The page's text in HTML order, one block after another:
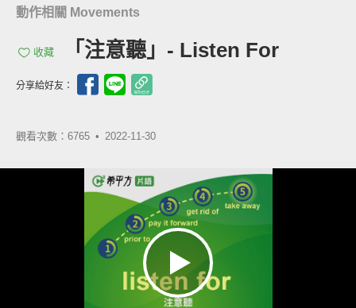
動作相關 Movements
收藏 「注意聽」- Listen For
分享給好友：
觀看次數：6765 • 2022-11-30